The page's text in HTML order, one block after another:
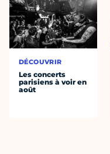
DÉCOUVRIR
Les concerts
parisiens à voir en
août